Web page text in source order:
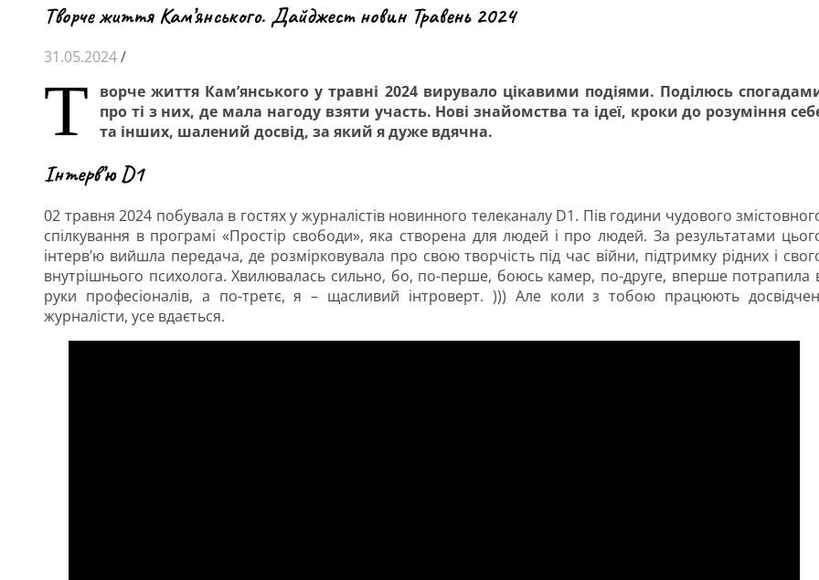
Творче життя Кам’янського. Дайджест новин Травень 2024
31.05.2024/
Т
ворче життя Кам’янського у травні 2024 вирувало цікавими подіями. Поділюсь
про ті з них, де мала нагоду взяти участь. Нові знайомства та ідеї, кроки до розуміння
та інших, шалений досвід, за який я дуже вдячна.
Інтерв’ю D1
02 травня 2024 побувала в гостях у журналістів новинного телеканалу D1. Пів години чудового
спілкування в програмі «Простір свободи», яка створена для людей і про людей. За результатами
інтерв’ю вийшла передача, де розмірковувала про свою творчість під час війни, підтримку рідних і
внутрішнього психолога. Хвилювалась сильно, бо, по-перше, боюсь камер, по-друге, вперше потрапила
руки професіоналів, а по-третє, я – щасливий інтроверт. ))) Але коли з тобою працюють
журналісти, усе вдається.